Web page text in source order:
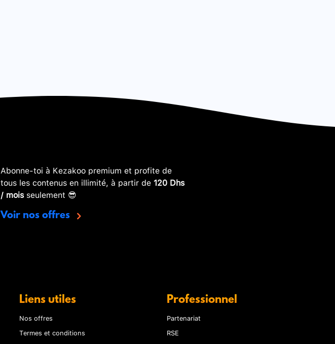
Abonne-toi à Kezakoo premium et profite de
tous les contenus en illimité, à partir de 120 Dhs
/ moisseulement 😎
Voir nos offres
Liens utiles
Nos offres
Termes et conditions
Professionnel
Partenariat
RSE